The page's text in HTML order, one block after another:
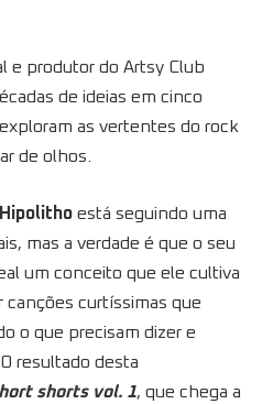
e produtor do Artsy Club
de ideias em cinco
as vertentes do rock
de olhos.
está seguindo uma
mas a verdade é que o seu
um conceito que ele cultiva
canções curtíssimas que
o que precisam dizer e
resultado desta
shorts vol. 1, que chega a